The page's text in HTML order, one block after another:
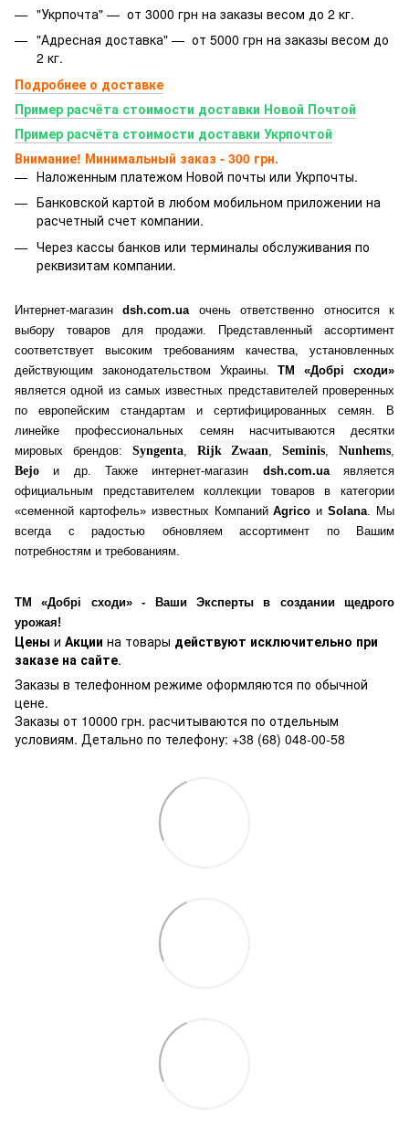
"Укрпочта" — от 3000 грн на заказы весом до 2 кг.
"Адресная доставка" — от 5000 грн на заказы весом до
2 кг.
Подробнее о доставке
Пример расчёта стоимости доставки Новой Почтой
Пример расчёта стоимости доставки Укрпочтой
Внимание! Минимальный заказ - 300 грн.
Наложенным платежом Новой почты или Укрпочты.
Банковской картой в любом мобильном приложении на
расчетный счет компании.
Через кассы банков или терминалы обслуживания по
реквизитам компании.
Интернет-магазинdsh.com.ua очень ответственно относится к
выбору товаров для продажи. Представленный ассортимент
соответствует высоким требованиям качества, установленных
действующим законодательством Украины.ТМ «Добрі сходи»
является одной из самых известных представителей проверенных
по европейским стандартам и сертифицированных семян. В
линейке профессиональных семян насчитываются десятки
мировых брендов: Syngenta, Rijk Zwaan ,Seminis ,Nunhems
Bejo и др. Также интернет-магазин dsh.com.uaявляется
официальным представителем коллекции товаров в категории
«семенной картофель» известных КомпанийAgrico иSolana . Мы
всегда с радостью обновляем ассортимент по Вашим
потребностям и требованиям.
ТМ «Добрі сходи» - Ваши Эксперты в создании щедрого
урожая!
Цены и Акции на товары действуют исключительно при
заказе на сайте.
Заказы в телефонном режиме оформляются по обычной
цене.
Заказы от 10000 грн. расчитываются по отдельным
условиям. Детально по телефону: +38 (68) 048-00-58